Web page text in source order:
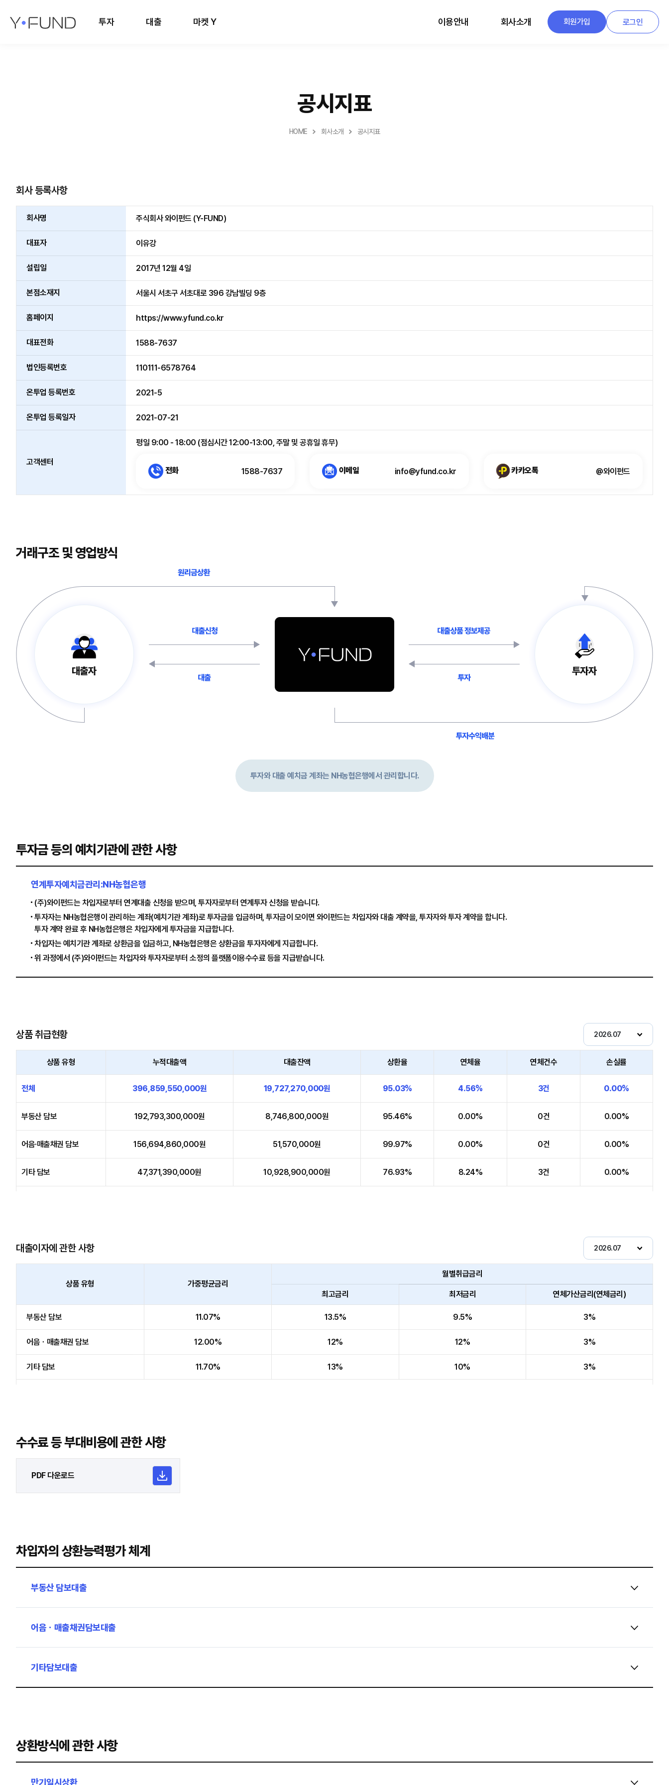
투자 대출 마켓 Y 이용안내 회사소개 회원가입 로그인
공시지표
HOME 회사소개 공시지표
회사 등록사항
회사명 주식회사 와이펀드 (Y-FUND)
대표자 이유강
설립일 2017년 12월 4일
본점소재지 서울시 서초구 서초대로 396 강남빌딩 9층
홈페이지 https://www.yfund.co.kr
대표전화 1588-7637
법인등록번호 110111-6578764
온투업 등록번호 2021-5
온투업 등록일자 2021-07-21
고객센터
평일 9:00 - 18:00 (점심시간 12:00-13:00, 주말 및 공휴일 휴무)
전화 1588-7637 이메일 info@yfund.co.kr 카카오톡 @와이펀드
거래구조 및 영업방식
투자와 대출 예치금 계좌는 NH농협은행에서 관리합니다.
투자금 등의 예치기관에 관한 사항
연계투자예치금관리:NH농협은행
(주)와이펀드는 차입자로부터 연계대출 신청을 받으며, 투자자로부터 연계투자 신청을 받습니다.
투자자는 NH농협은행이 관리하는 계좌(예치기관 계좌)로 투자금을 입금하며, 투자금이 모이면 와이펀드는 차입자와 대출 계약을, 투자자와 투자 계약을 합니다.
투자 계약 완료 후 NH농협은행은 차입자에게 투자금을 지급합니다.
차입자는 예치기관 계좌로 상환금을 입금하고, NH농협은행은 상환금을 투자자에게 지급합니다.
위 과정에서 (주)와이펀드는 차입자와 투자자로부터 소정의 플랫폼이용수수료 등을 지급받습니다.
상품 취급현황
상품 유형 누적대출액 대출잔액 상환율 연체율 연체건수 손실률
전체 396,859,550,000원 19,727,270,000원 95.03% 4.56% 3건 0.00%
부동산 담보 192,793,300,000원 8,746,800,000원 95.46% 0.00% 0건 0.00%
어음·매출채권 담보 156,694,860,000원 51,570,000원 99.97% 0.00% 0건 0.00%
기타 담보 47,371,390,000원 10,928,900,000원 76.93% 8.24% 3건 0.00%
대출이자에 관한 사항
상품 유형 가중평균금리
월별취급금리
최고금리 최저금리 연체가산금리(연체금리)
부동산 담보 11.07% 13.5% 9.5% 3%
어음ㆍ매출채권 담보 12.00% 12% 12% 3%
기타 담보 11.70% 13% 10% 3%
수수료 등 부대비용에 관한 사항
PDF 다운로드
차입자의 상환능력평가 체계
부동산 담보대출
어음ㆍ매출채권담보대출
기타담보대출
상환방식에 관한 사항
만기일시상환